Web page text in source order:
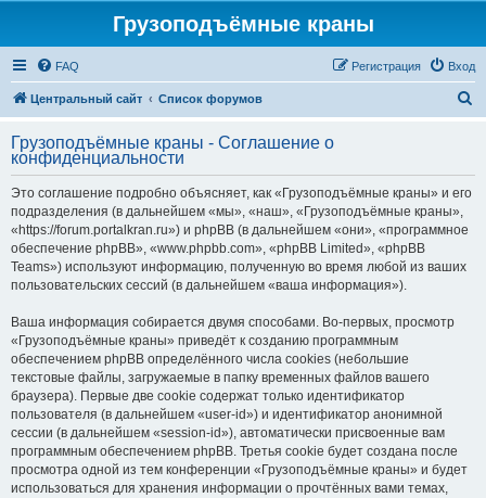
Грузоподъёмные краны
FAQ Вход
Регистрация
Центральный сайт Список форумов
с
Грузоподъёмные краны - Соглашение о
конфиденциальности
Это соглашение подробно объясняет, как «Грузоподъёмные краны» и его
подразделения (в дальнейшем «мы», «наш», «Грузоподъёмные краны»,
«https://forum.portalkran.ru») и phpBB (в дальнейшем «они», «программное
обеспечение phpBB», «www.phpbb.com», «phpBB Limited», «phpBB
Teams») используют информацию, полученную во время любой из ваших
пользовательских сессий (в дальнейшем «ваша информация»).
Ваша информация собирается двумя способами. Во-первых, просмотр
«Грузоподъёмные краны» приведёт к созданию программным
обеспечением phpBB определённого числа cookies (небольшие
текстовые файлы, загружаемые в папку временных файлов вашего
браузера). Первые две cookie содержат только идентификатор
пользователя (в дальнейшем «user-id») и идентификатор анонимной
сессии (в дальнейшем «session-id»), автоматически присвоенные вам
программным обеспечением phpBB. Третья cookie будет создана после
просмотра одной из тем конференции «Грузоподъёмные краны» и будет
использоваться для хранения информации о прочтённых вами темах,